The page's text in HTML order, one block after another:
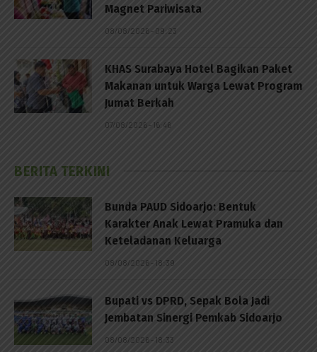
Magnet Pariwisata
08/08/2026 - 09:23
KHAS Surabaya Hotel Bagikan Paket
Makanan untuk Warga Lewat Program
Jumat Berkah
07/08/2026 - 16:46
BERITA TERKINI
Bunda PAUD Sidoarjo: Bentuk
Karakter Anak Lewat Pramuka dan
Keteladanan Keluarga
08/08/2026 - 18:39
Bupati vs DPRD, Sepak Bola Jadi
Jembatan Sinergi Pemkab Sidoarjo
08/08/2026 - 18:33